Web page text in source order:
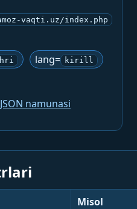
vaqti.uz/index.php
lang= kirill
namunasi
Misol